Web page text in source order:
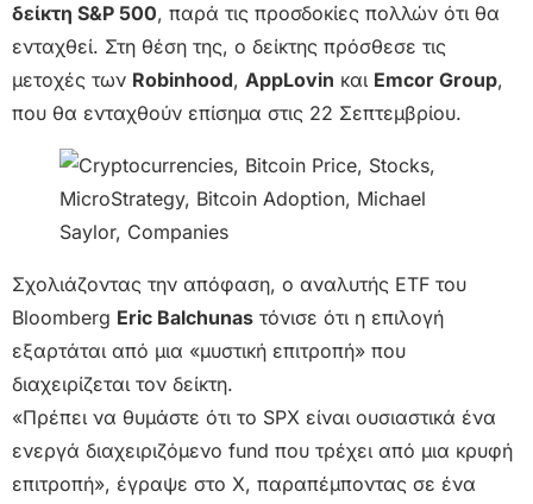
δείκτη S&P 500, παρά τις προσδοκίες πολλών ότι θα
ενταχθεί. Στη θέση της, ο δείκτης πρόσθεσε τις
μετοχές των Robinhood, AppLovin και Emcor Group,
που θα ενταχθούν επίσημα στις 22 Σεπτεμβρίου.
Σχολιάζοντας την απόφαση, ο αναλυτής ETF του
Bloomberg Eric Balchunas τόνισε ότι η επιλογή
εξαρτάται από μια «μυστική επιτροπή» που
διαχειρίζεται τον δείκτη.
«Πρέπει να θυμάστε ότι το SPX είναι ουσιαστικά ένα
ενεργά διαχειριζόμενο fund που τρέχει από μια κρυφή
επιτροπή», έγραψε στο X, παραπέμποντας σε ένα